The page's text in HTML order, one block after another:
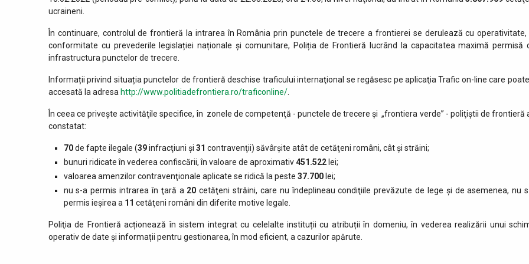
ucraineni.
În continuare, controlul de frontieră la intrarea în România prin punctele de trecere a frontierei se derulează cu operativitate,
conformitate cu prevederile legislației naționale și comunitare, Poliția de Frontieră lucrând la capacitatea maximă permisă
infrastructura punctelor de trecere.
Informații privind situația punctelor de frontieră deschise traficului internaţional se regăsesc pe aplicaţia Trafic on-line care
accesată la adresa http://www.politiadefrontiera.ro/traficonline/
În ceea ce priveşte activităţile specifice, în zonele de competenţă - punctele de trecere şi „frontiera verde” - poliţiştii de frontieră
constatat:
70de fapte ilegale (39infracţiuni şi 31 contravenţii) săvârşite atât de cetăţeni români, cât şi străini;
bunuri ridicate în vederea confiscării, în valoare de aproximativ451.522 lei;
valoarea amenzilor contravenţionale aplicate se ridică la peste 37.700lei;
nu s-a permis intrarea în ţară a 20cetăţeni străini, care nu îndeplineau condiţiile prevăzute de lege şi de asemenea, nu
permis ieşirea a 11 cetăţeni români din diferite motive legale.
Poliţia de Frontieră acționează în sistem integrat cu celelalte instituții cu atribuții în domeniu, în vederea realizării unui
operativ de date și informații pentru gestionarea, în mod eficient, a cazurilor apărute.